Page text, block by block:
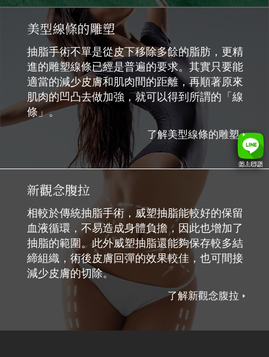
美型線條的雕塑
抽脂手術不單是從皮下移除多餘的脂肪，更精
進的雕塑線條已經是普遍的要求。其實只要能
適當的減少皮膚和肌肉間的距離，再順著原來
肌肉的凹凸去做加強，就可以得到所謂的「線
條」。
了解美型線條的雕塑
新觀念腹拉
相較於傳統抽脂手術，威塑抽脂能較好的保留
血液循環，不易造成身體負擔，因此也增加了
抽脂的範圍。此外威塑抽脂還能夠保存較多結
締組織，術後皮膚回彈的效果較佳，也可間接
減少皮膚的切除。
了解新觀念腹拉